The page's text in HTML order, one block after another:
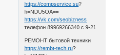
https://compservice.su?
h=NDU5OA==
https://vk.com/seobizness
телефон 89969266340 с 9-21
РЕМОНТ бытовой техники
https://rembt-tech.ru?